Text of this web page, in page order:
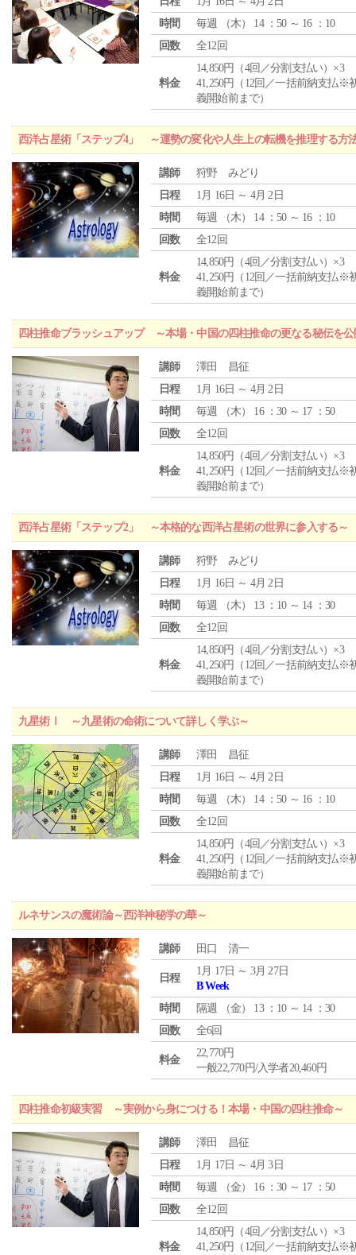
時間
毎週 （木） 14 ：50 ～ 16 ：10
回数
全12回
料金
14,850円（4回／分割支払い）×3
41,250円（12回／一括前納支払※
義開始前まで）
西洋占星術「ステップ4」 ～運勢の変化や人生上の転機を推理する方
講師
狩野 みどり
日程
1月 16日 ～ 4月 2日
時間
毎週 （木） 14 ：50 ～ 16 ：10
回数
全12回
料金
14,850円（4回／分割支払い）×3
41,250円（12回／一括前納支払※
義開始前まで）
四柱推命ブラッシュアップ ～本場・中国の四柱推命の更なる秘伝を
講師
澤田 昌征
日程
1月 16日 ～ 4月 2日
時間
毎週 （木） 16 ：30 ～ 17 ：50
回数
全12回
料金
14,850円（4回／分割支払い）×3
41,250円（12回／一括前納支払※
義開始前まで）
西洋占星術「ステップ2」 ～本格的な西洋占星術の世界に参入する～
講師
狩野 みどり
日程
1月 16日 ～ 4月 2日
時間
毎週 （木） 13 ：10 ～ 14 ：30
回数
全12回
料金
14,850円（4回／分割支払い）×3
41,250円（12回／一括前納支払※
義開始前まで）
九星術Ⅰ ～九星術の命術について詳しく学ぶ～
講師
澤田 昌征
日程
1月 16日 ～ 4月 2日
時間
毎週 （木） 14 ：50 ～ 16 ：10
回数
全12回
料金
14,850円（4回／分割支払い）×3
41,250円（12回／一括前納支払※
義開始前まで）
ルネサンスの魔術論～西洋神秘学の華～
講師 田口 清一
日程
1月 17日 ～ 3月 27日
B Week
時間
隔週 （金） 13 ：10 ～ 14 ：30
回数
全6回
料金
22,770円
一般22,770円/入学者20,460円
四柱推命初級実習 ～実例から身につける！本場・中国の四柱推命～
講師
澤田 昌征
日程
1月 17日 ～ 4月 3日
時間
毎週 （金） 16 ：30 ～ 17 ：50
回数
全12回
料金
14,850円（4回／分割支払い）×3
41,250円（12回／一括前納支払※